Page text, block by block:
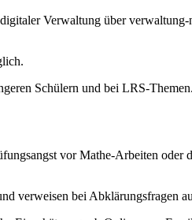
Verwaltung über
Schülern und bei LRS-Themen.
vor Mathe-Arbeiten
verweisen bei Abklärungsfragen